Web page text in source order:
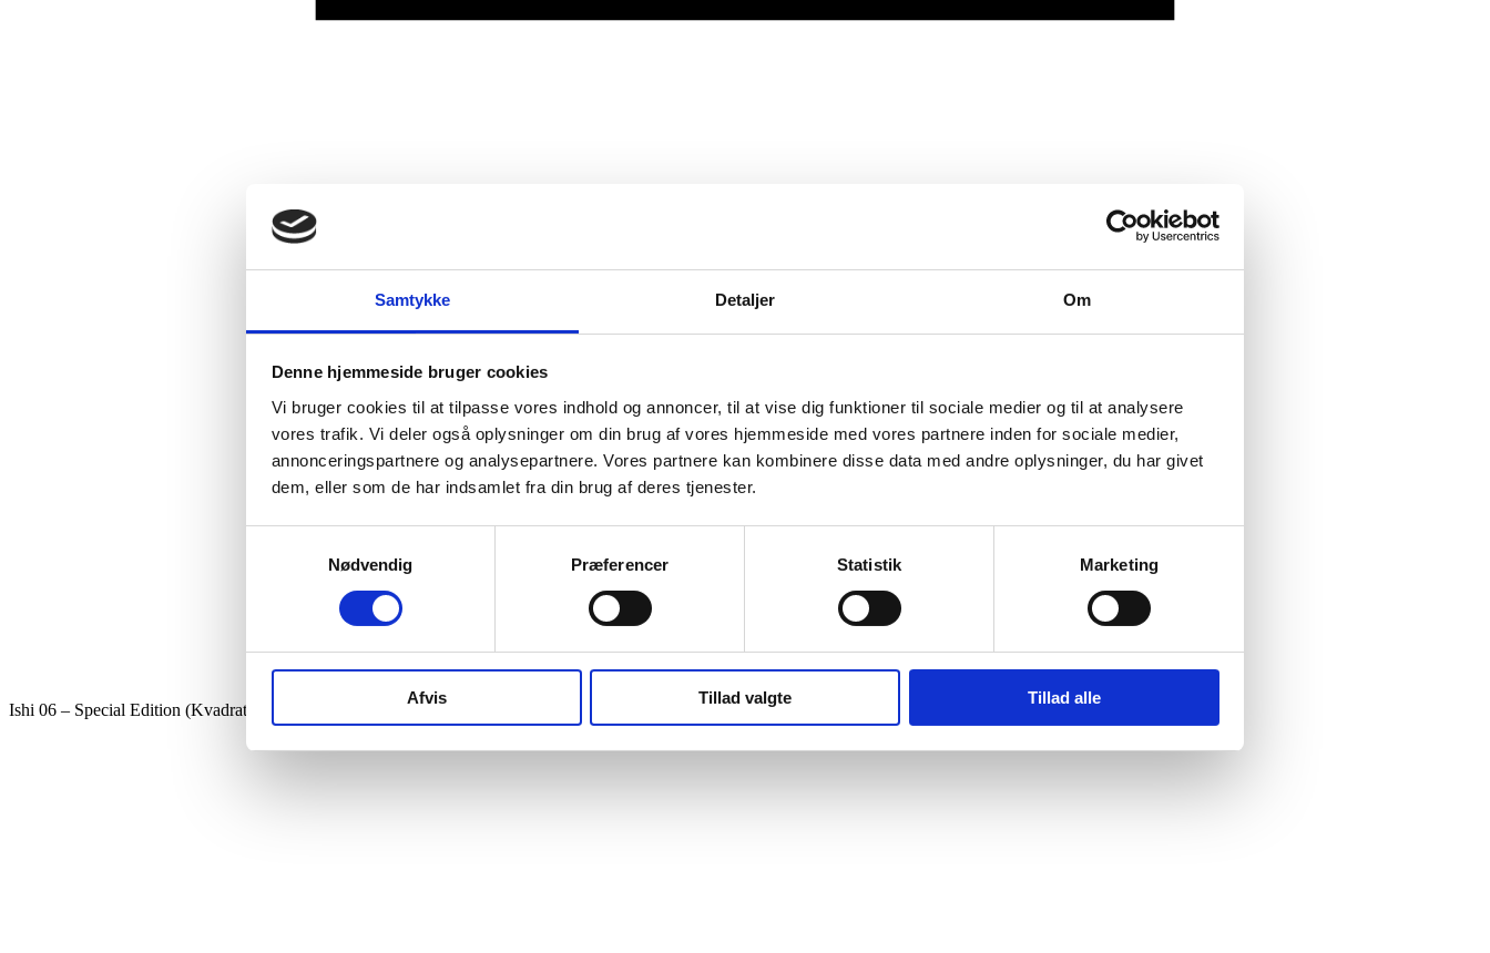
Samtykke Detaljer Om
Denne hjemmeside bruger cookies
Vi bruger cookies til at tilpasse vores indhold og annoncer, til at vise dig funktioner til sociale medier og til at analysere
vores trafik. Vi deler også oplysninger om din brug af vores hjemmeside med vores partnere inden for sociale medier,
annonceringspartnere og analysepartnere. Vores partnere kan kombinere disse data med andre oplysninger, du har givet
dem, eller som de har indsamlet fra din brug af deres tjenester.
Nødvendig
Præferencer Statistik Marketing
Afvis Tillad valgte Tillad alle
Ishi 06 – Special Edition (Kvadratisk) antal